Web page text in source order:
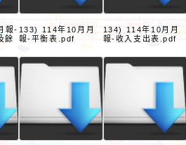
報-
餘
133) 114年10月月
報-平衡表.pdf
134) 114年10月月
報-收入支出表.pdf